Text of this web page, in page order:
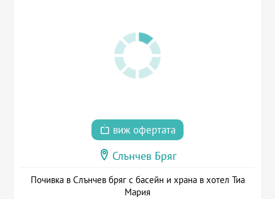
виж офертата
Слънчев Бряг
Почивка в Слънчев бряг с басейн и храна в хотел Тиа
Мария